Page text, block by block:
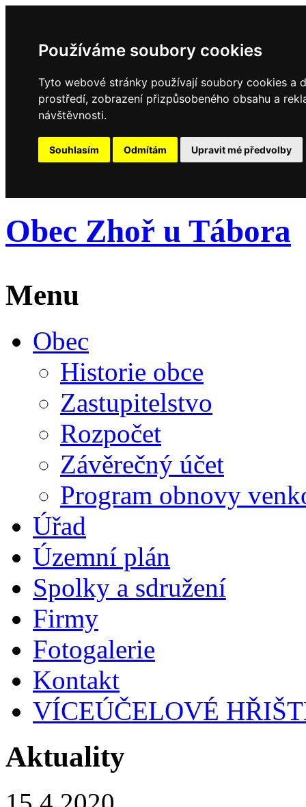
Používáme soubory cookies
Tyto webové stránky používají soubory cookies a
prostředí, zobrazení přizpůsobeného obsahu a
návštěvnosti.
Souhlasím Odmítám Upravit mé předvolby
Obec Zhoř u Tábora
Menu
Obec
Historie obce
Zastupitelstvo
Rozpočet
Závěrečný účet
Program obnovy
Úřad
Územní plán
Spolky a sdružení
Firmy
Fotogalerie
Kontakt
VÍCEÚČELOVÉ
Aktuality